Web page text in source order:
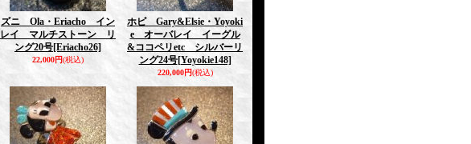
ズニ Ola・Eriacho イン
レイ マルチストーン リ
ング20号[Eriacho26]
22,000円(税込)
ホピ Gary&Elsie・Yoyoki
e オーバレイ イーグル
&ココペリetc シルバーリ
ング24号[Yoyokie148]
220,000円(税込)